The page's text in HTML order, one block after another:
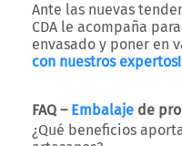
Ante las nuevas
CDA le acompaña
envasado y poner en
con nuestros expertos!
FAQ – Embalaje de
¿Qué beneficios